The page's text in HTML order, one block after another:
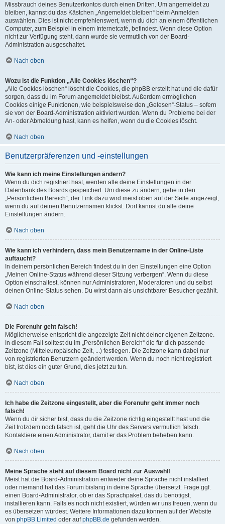
Missbrauch deines Benutzerkontos durch einen Dritten. Um angemeldet zu
bleiben, kannst du das Kästchen „Angemeldet bleiben“ beim Anmelden
auswählen. Dies ist nicht empfehlenswert, wenn du dich an einem öffentlichen
Computer, zum Beispiel in einem Internetcafé, befindest. Wenn diese Option
nicht zur Verfügung steht, dann wurde sie vermutlich von der Board-
Administration ausgeschaltet.
Nach oben
Wozu ist die Funktion „Alle Cookies löschen“?
„Alle Cookies löschen“ löscht die Cookies, die phpBB erstellt hat und die dafür
sorgen, dass du im Forum angemeldet bleibst. Außerdem ermöglichen
Cookies einige Funktionen, wie beispielsweise den „Gelesen“-Status – sofern
sie von der Board-Administration aktiviert wurden. Wenn du Probleme bei der
An- oder Abmeldung hast, kann es helfen, wenn du die Cookies löscht.
Nach oben
Benutzerpräferenzen und -einstellungen
Wie kann ich meine Einstellungen ändern?
Wenn du dich registriert hast, werden alle deine Einstellungen in der
Datenbank des Boards gespeichert. Um diese zu ändern, gehe in den
„Persönlichen Bereich“; der Link dazu wird meist oben auf der Seite angezeigt,
wenn du auf deinen Benutzernamen klickst. Dort kannst du alle deine
Einstellungen ändern.
Nach oben
Wie kann ich verhindern, dass mein Benutzername in der Online-Liste
auftaucht?
In deinem persönlichen Bereich findest du in den Einstellungen eine Option
„Meinen Online-Status während dieser Sitzung verbergen“. Wenn du diese
Option einschaltest, können nur Administratoren, Moderatoren und du selbst
deinen Online-Status sehen. Du wirst dann als unsichtbarer Besucher gezählt.
Nach oben
Die Forenuhr geht falsch!
Möglicherweise entspricht die angezeigte Zeit nicht deiner eigenen Zeitzone.
In diesem Fall solltest du im „Persönlichen Bereich“ die für dich passende
Zeitzone (Mitteleuropäische Zeit, ...) festlegen. Die Zeitzone kann dabei nur
von registrierten Benutzern geändert werden. Wenn du noch nicht registriert
bist, ist dies ein guter Grund, dies jetzt zu tun.
Nach oben
Ich habe die Zeitzone eingestellt, aber die Forenuhr geht immer noch
falsch!
Wenn du dir sicher bist, dass du die Zeitzone richtig eingestellt hast und die
Zeit trotzdem noch falsch ist, geht die Uhr des Servers vermutlich falsch.
Kontaktiere einen Administrator, damit er das Problem beheben kann.
Nach oben
Meine Sprache steht auf diesem Board nicht zur Auswahl!
Meist hat die Board-Administration entweder deine Sprache nicht installiert
oder niemand hat das Forum bislang in deine Sprache übersetzt. Frage ggf.
einen Board-Administrator, ob er das Sprachpaket, das du benötigst,
installieren kann. Falls es noch nicht existiert, würden wir uns freuen, wenn du
es übersetzen würdest. Weitere Informationen dazu können auf der Website
von phpBB Limited oder aufphpBB.de gefunden werden.